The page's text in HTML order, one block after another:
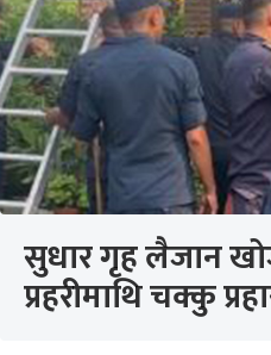
सुधार गृह लैजान
प्रहरीमाथि चक्कु